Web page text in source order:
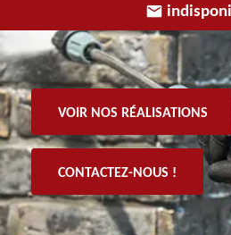
VOIR NOS RÉALISATIONS
CONTACTEZ-NOUS !